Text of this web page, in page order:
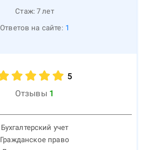
Стаж: 7лет
Ответов на сайте: 1
5
Отзывы 1
Бухгалтерский учет
Гражданское право